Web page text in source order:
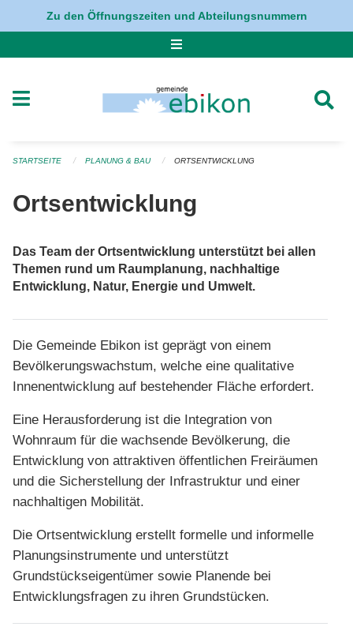
Navigation überspringen
Zu den Öffnungszeiten und Abteilungsnummern
STARTSEITE PLANUNG & BAU ORTSENTWICKLUNG
Ortsentwicklung
Das Team der Ortsentwicklung unterstützt bei allen
Themen rund um Raumplanung, nachhaltige
Entwicklung, Natur, Energie und Umwelt.
Die Gemeinde Ebikon ist geprägt von einem
Bevölkerungswachstum, welche eine qualitative
Innenentwicklung auf bestehender Fläche erfordert.
Eine Herausforderung ist die Integration von
Wohnraum für die wachsende Bevölkerung, die
Entwicklung von attraktiven öffentlichen Freiräumen
und die Sicherstellung der Infrastruktur und einer
nachhaltigen Mobilität.
Die Ortsentwicklung erstellt formelle und informelle
Planungsinstrumente und unterstützt
Grundstückseigentümer sowie Planende bei
Entwicklungsfragen zu ihren Grundstücken.